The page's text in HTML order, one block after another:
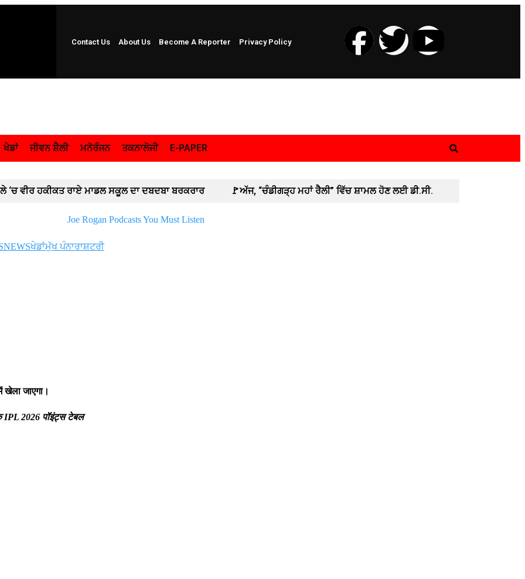
Contact Us About Us Become A Reporter Privacy Policy
ਖੇਡਾਂ ਜੀਵਨ ਸ਼ੈਲੀ ਮਨੋਰੰਜਨ ਤਕਨਾਲੋਜੀ E-PAPER
‘ਚ ਵੀਰ ਹਕੀਕਤ ਰਾਏ ਮਾਡਲ ਸਕੂਲ ਦਾ ਦਬਦਬਾ ਬਰਕਰਾਰ 🚩ਅੱਜ, “ਚੰਡੀਗੜ੍ਹ ਮਹਾਂ ਰੈਲੀ” ਵਿੱਚ ਸ਼ਾਮਲ ਹੋਣ ਲਈ ਡੀ.ਸੀ.
ਸਮੂਹਿਕ ਛੁੱਟੀ ‘ਤੇ ; ਦੋ ਦਿਨਾਂ ਦੀ ਕਲਮ ਛੋੜ ਹੜਤਾਲ ਤੋਂ ਬਾਅਦ ਸਮੂਹਿਕ ਛੁੱਟੀ ਲੈ ਕੇ ਚੰਡੀਗੜ੍ਹ ਵੱਲ ਕੂਚ ਅੱਜ
NEWSਖੇਡਾਂਮੁੱਖ ਪੰਨਾਰਾਸ਼ਟਰੀ
जाएगा।
2026 पॉइंट्स टेबल